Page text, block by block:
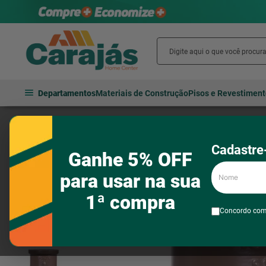
DepartamentosMateriais de ConstruçãoPisos e
Ganhe 5% OFF
para usar na sua
1ª compra
Nome
Concordo
Hidráulica